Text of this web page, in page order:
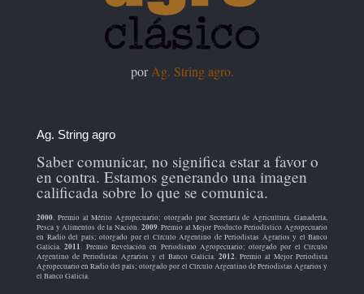
porAg. String agro.
Ag. String agro
Saber comunicar, no significa estar a favor o
en contra. Estamos generando una imagen
calificada sobre lo que se comunica.
2000. Premio al Mérito Agropecuario; otorgado por Secretaría de Agricultura, Ganadería,
Pesca y Alimentos de la Nación. 2009. Premio al Mejor Producto Periodístico Agropecuario
en Radio del país; otorgado por el Círculo Argentino de Periodistas Agrarios y el Banco
Galicia.2011. Premio Revelación en Periodismo Agropecuario; otorgado por el Círculo
Argentino de Periodistas Agrarios y el Banco Galicia. 2012. Premio al Mejor Periodista
Agropecuario en Radio del país; otorgado por el Círculo Argentino de Periodistas Agrarios y
el Banco Galicia.